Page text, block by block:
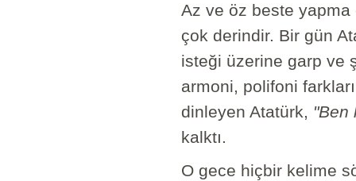
Az ve öz beste yapma
çok derindir. Bir gün
isteği üzerine garp ve
armoni, polifoni
dinleyen Atatürk, "Ben
kalktı.
O gece hiçbir kelime